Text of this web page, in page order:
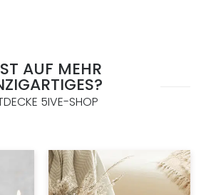
AUF MEHR
5IVE-SHOP